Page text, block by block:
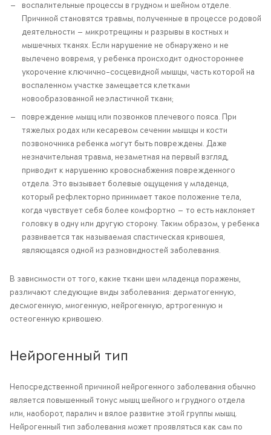
воспалительные процессы в грудном и шейном отделе.
Причиной становятся травмы, полученные в процессе родовой
деятельности — микротрещины и разрывы в костных и
мышечных тканях. Если нарушение не обнаружено и не
вылечено вовремя, у ребенка происходит одностороннее
укорочение ключично-сосцевидной мышцы, часть которой на
воспаленном участке замещается клетками
новообразованной неэластичной ткани;
повреждение мышц или позвонков плечевого пояса. При
тяжелых родах или кесаревом сечении мышцы и кости
позвоночника ребенка могут быть повреждены. Даже
незначительная травма, незаметная на первый взгляд,
приводит к нарушению кровоснабжения поврежденного
отдела. Это вызывает болевые ощущения у младенца,
который рефлекторно принимает такое положение тела,
когда чувствует себя более комфортно — то есть наклоняет
головку в одну или другую сторону. Таким образом, у ребенка
развивается так называемая спастическая кривошея,
являющаяся одной из разновидностей заболевания.
В зависимости от того, какие ткани шеи младенца поражены,
различают следующие виды заболевания: дерматогенную,
десмогенную, миогенную, нейрогенную, артрогенную и
остеогенную кривошею.
Нейрогенный тип
Непосредственной причиной нейрогенного заболевания обычно
является повышенный тонус мышц шейного и грудного отдела
или, наоборот, паралич и вялое развитие этой группы мышц.
Нейрогенный тип заболевания может проявляться как сам по